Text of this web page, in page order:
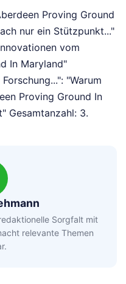
Proving Ground
nur ein Stützpunkt..."
vom
In Maryland"
"Warum
Proving Ground In
Gesamtanzahl: 3.
Sorgfalt mit
relevante Themen